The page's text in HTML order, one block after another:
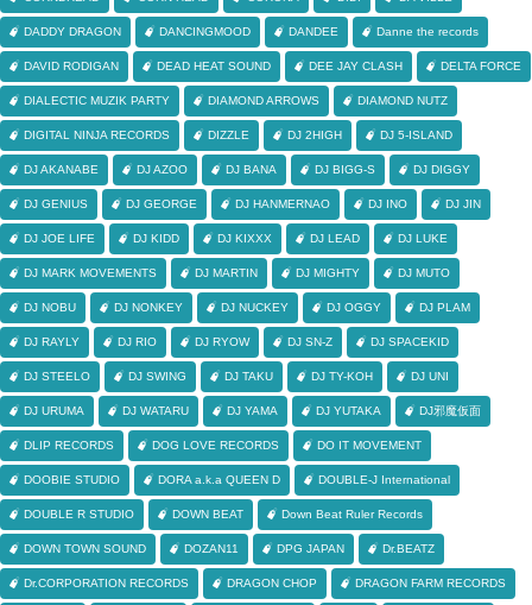
DADDY DRAGON DANCINGMOOD DANDEE Danne the records
DAVID RODIGAN DEAD HEAT SOUND DEE JAY CLASH DELTA FORCE
DIALECTIC MUZIK PARTY DIAMOND ARROWS DIAMOND NUTZ
DIGITAL NINJA RECORDS DIZZLE DJ 2HIGH DJ 5-ISLAND
DJ AKANABE DJ AZOO DJ BANA DJ BIGG-S DJ DIGGY
DJ GENIUS DJ GEORGE DJ HANMERNAO DJ INO DJ JIN
DJ JOE LIFE DJ KIDD DJ KIXXX DJ LEAD DJ LUKE
DJ MARK MOVEMENTS DJ MARTIN DJ MIGHTY DJ MUTO
DJ NOBU DJ NONKEY DJ NUCKEY DJ OGGY DJ PLAM
DJ RAYLY DJ RIO DJ RYOW DJ SN-Z DJ SPACEKID
DJ STEELO DJ SWING DJ TAKU DJ TY-KOH DJ UNI
DJ URUMA DJ WATARU DJ YAMA DJ YUTAKA DJ邪魔仮面
DLIP RECORDS DOG LOVE RECORDS DO IT MOVEMENT
DOOBIE STUDIO DORA a.k.a QUEEN D DOUBLE-J International
DOUBLE R STUDIO DOWN BEAT Down Beat Ruler Records
DOWN TOWN SOUND DOZAN11 DPG JAPAN Dr.BEATZ
Dr.CORPORATION RECORDS DRAGON CHOP DRAGON FARM RECORDS